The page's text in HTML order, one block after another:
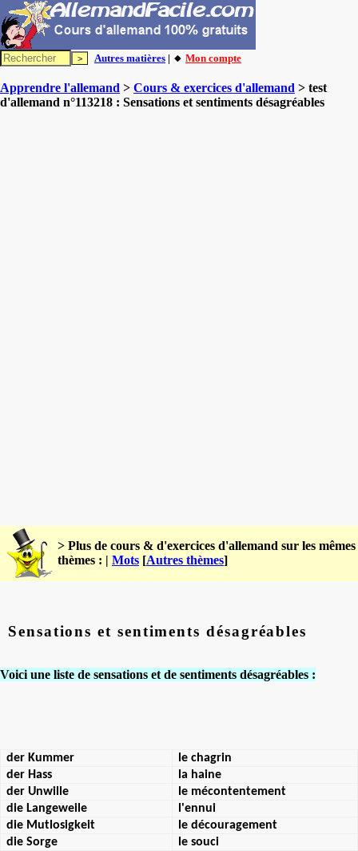
Autres matières | 🔸 Mon compte
Apprendre l'allemand > Cours & exercices d'allemand > test
d'allemand n°113218 : Sensations et sentiments désagréables
> Plus de cours & d'exercices d'allemand sur les mêmes
thèmes : | Mots [Autres thèmes]
Sensations et sentiments désagréables
Voici une liste de sensations et de sentiments désagréables :
der Kummer
le chagrin
der Hass
la haine
der Unwille
le mécontentement
die Langeweile
l'ennui
die Mutlosigkeit
le découragement
die Sorge
le souci